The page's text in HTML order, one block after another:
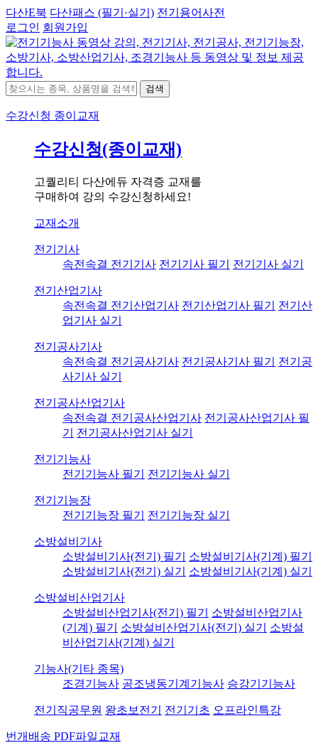
다산E북 다산패스 (필기·실기) 전기용어사전
로그인 회원가입
검색
수강신청 종이교재
수강신청(종이교재)
고퀄리티 다산에듀 자격증 교재를
구매하여 강의 수강신청하세요!
교재소개
전기기사
속전속결 전기기사 전기기사 필기 전기기사 실기
전기산업기사
속전속결 전기산업기사 전기산업기사 필기
전기산
업기사 실기
전기공사기사
속전속결 전기공사기사 전기공사기사 필기
전기공
사기사 실기
전기공사산업기사
속전속결 전기공사산업기사 전기공사산업기사 필
기
전기공사산업기사 실기
전기기능사
전기기능사 필기
전기기능사 실기
전기기능장
전기기능장 필기
전기기능장 실기
소방설비기사
소방설비기사(전기) 필기
소방설비기사(기계) 필기
소방설비기사(전기) 실기
소방설비기사(기계) 실기
소방설비산업기사
소방설비산업기사(전기) 필기
소방설비산업기사
(기계) 필기
소방설비산업기사(전기) 실기
소방설
비산업기사(기계) 실기
기능사(기타 종목)
조경기능사 공조냉동기계기능사 승강기기능사
전기직공무원 왕초보전기 전기기초 오프라인특강
번개배송 PDF파일교재